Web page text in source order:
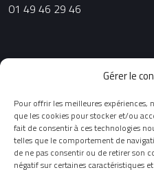
Gérer le
Pour offrir les meilleures
que les cookies pour stocker et/ou
fait de consentir à ces technologies
telles que le comportement de
de ne pas consentir ou de retirer son
négatif sur certaines caractéristiques
01 49 46 29 46
Agence Grand Sud
13002 Marseille
04 91 90 72 31